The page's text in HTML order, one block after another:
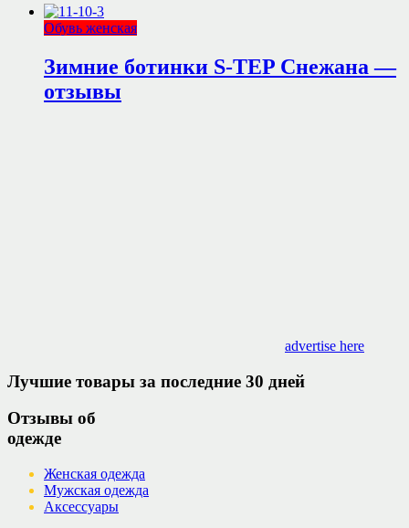
Обувь женская
Зимние ботинки S-TEP Снежана —
отзывы
advertise here
Лучшие товары за последние 30 дней
Отзывы об
одежде
Женская одежда
Мужская одежда
Аксессуары